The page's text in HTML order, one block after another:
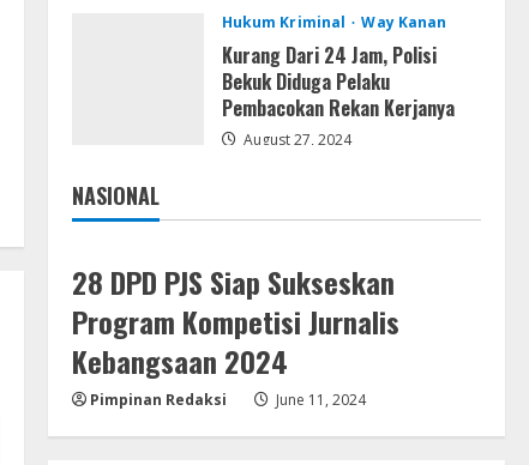
OK! Madam: Bon Voyage 2026
Pre-DVDRip Updated Audio
Magnet
August 5, 2026
August 5, 2026
Hukum Kriminal
Way Kanan
Kurang Dari 24 Jam, Polisi
Bekuk Diduga Pelaku
Pembacokan Rekan Kerjanya
August 27, 2024
NASIONAL
Jakarta
28 DPD PJS Siap Sukseskan
Program Kompetisi Jurnalis
Kebangsaan 2024
Pimpinan Redaksi June 11, 2024